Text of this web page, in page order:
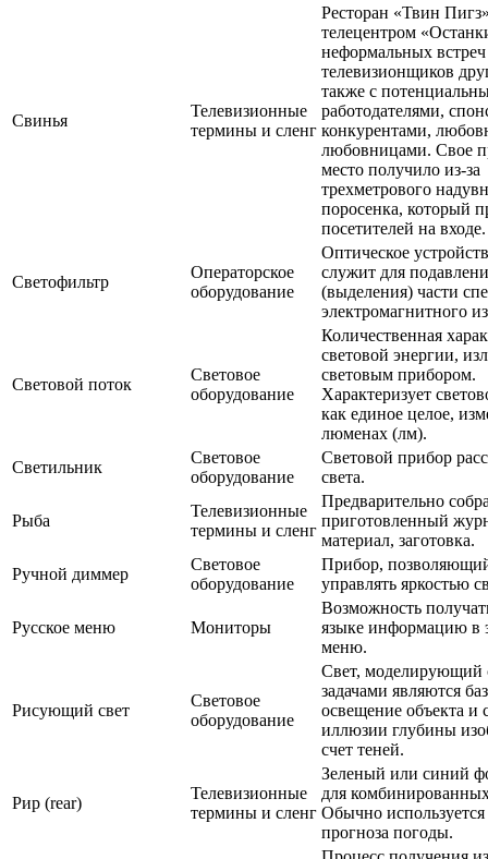
Свинья
Телевизионные
термины и сленг
Ресторан «Твин
телецентром
неформальных встреч
телевизионщиков
также с
работодателями,
конкурентами,
любовницами. Свое
место получило из-за
трехметрового
поросенка, который
посетителей на входе.
Светофильтр
Операторское
оборудование
Оптическое
служит для
(выделения) части
электромагнитного
Световой поток
Световое
оборудование
Количественная
световой энергии,
световым прибором.
Характеризует
как единое целое,
люменах (лм).
Светильник
Световое
оборудование
Световой прибор
света.
Рыба
Телевизионные
термины и сленг
Предварительно
приготовленный
материал, заготовка.
Ручной диммер
Световое
оборудование
Прибор,
управлять яркостью
Русское меню Мониторы
Возможность
языке информацию в
меню.
Рисующий свет
Световое
оборудование
Свет, моделирующий
задачами являются
освещение объекта и
иллюзии глубины
счет теней.
Рир (rear)
Телевизионные
термины и сленг
Зеленый или синий
для
Обычно
прогноза погоды.